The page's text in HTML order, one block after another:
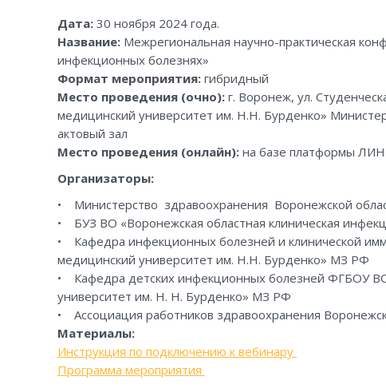
Дата: 30 ноября 2024 года.
Название: Межрегиональная научно-практическая
инфекционных болезнях»
Формат мероприятия: гибридный
Место проведения (очно): г. Воронеж, ул.
медицинский университет им. Н.Н. Бурденко»
актовый зал
Место проведения (онлайн): на базе платформы
Организаторы:
• Министерство здравоохранения Воронежской
• БУЗ ВО «Воронежская областная клиническая
• Кафедра инфекционных болезней и клинической
медицинский университет им. Н.Н. Бурденко» МЗ РФ
• Кафедра детских инфекционных болезней ФГБОУ
университет им. Н. Н. Бурденко» МЗ РФ
• Ассоциация работников здравоохранения
Материалы:
Инструкция по подключению к вебинару
Программа мероприятия